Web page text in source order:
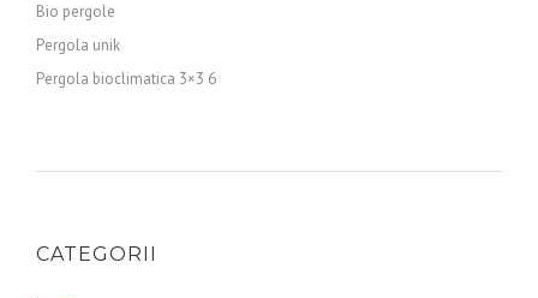
Bio pergole
Pergola unik
Pergola bioclimatica 3×3 6
CATEGORII